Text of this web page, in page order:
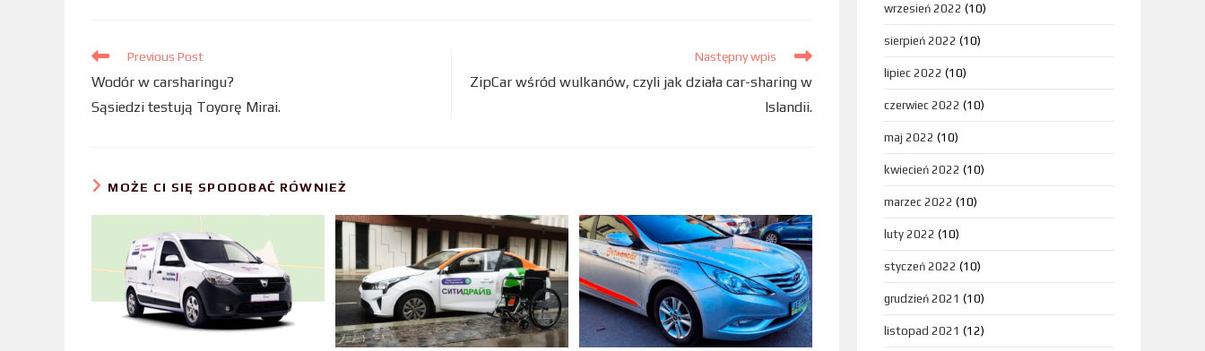
o
k
r
I
n
Previous Post
Wodór w carsharingu?
Sąsiedzi testują Toyorę Mirai.
Następny wpis
ZipCar wśród wulkanów, czyli jak działa car-sharing w
Islandii.
MOŻE CI SIĘ SPODOBAĆ RÓWNIEŻ
wrzesień 2022 (10)
sierpień 2022 (10)
lipiec 2022 (10)
czerwiec 2022 (10)
maj 2022 (10)
kwiecień 2022 (10)
marzec 2022 (10)
luty 2022 (10)
styczeń 2022 (10)
grudzień 2021 (10)
listopad 2021 (12)